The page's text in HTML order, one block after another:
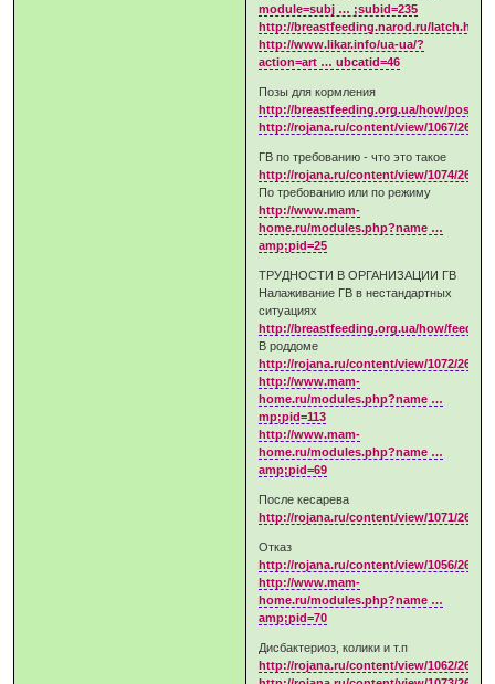
module=subj … ;subid=235
http://breastfeeding.narod.ru/latch.html
http://www.likar.info/ua-ua/?
action=art … ubcatid=46
Позы для кормления
http://breastfeeding.org.ua/how/
http://rojana.ru/content/view/1067/267/
ГВ по требованию - что это такое
http://rojana.ru/content/view/1074/267/
По требованию или по режиму
http://www.mam-
home.ru/modules.php?name …
amp;pid=25
ТРУДНОСТИ В ОРГАНИЗАЦИИ ГВ
Налаживание ГВ в нестандартных
ситуациях
http://breastfeeding.org.ua/how/feed/
В роддоме
http://rojana.ru/content/view/1072/267/
http://www.mam-
home.ru/modules.php?name …
mp;pid=113
http://www.mam-
home.ru/modules.php?name …
amp;pid=69
После кесарева
http://rojana.ru/content/view/1071/267/
Отказ
http://rojana.ru/content/view/1056/267/
http://www.mam-
home.ru/modules.php?name …
amp;pid=70
Дисбактериоз, колики и т.п
http://rojana.ru/content/view/1062/267/